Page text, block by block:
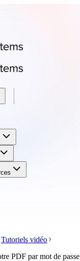
Tutoriels vidéo
PDF par mot de